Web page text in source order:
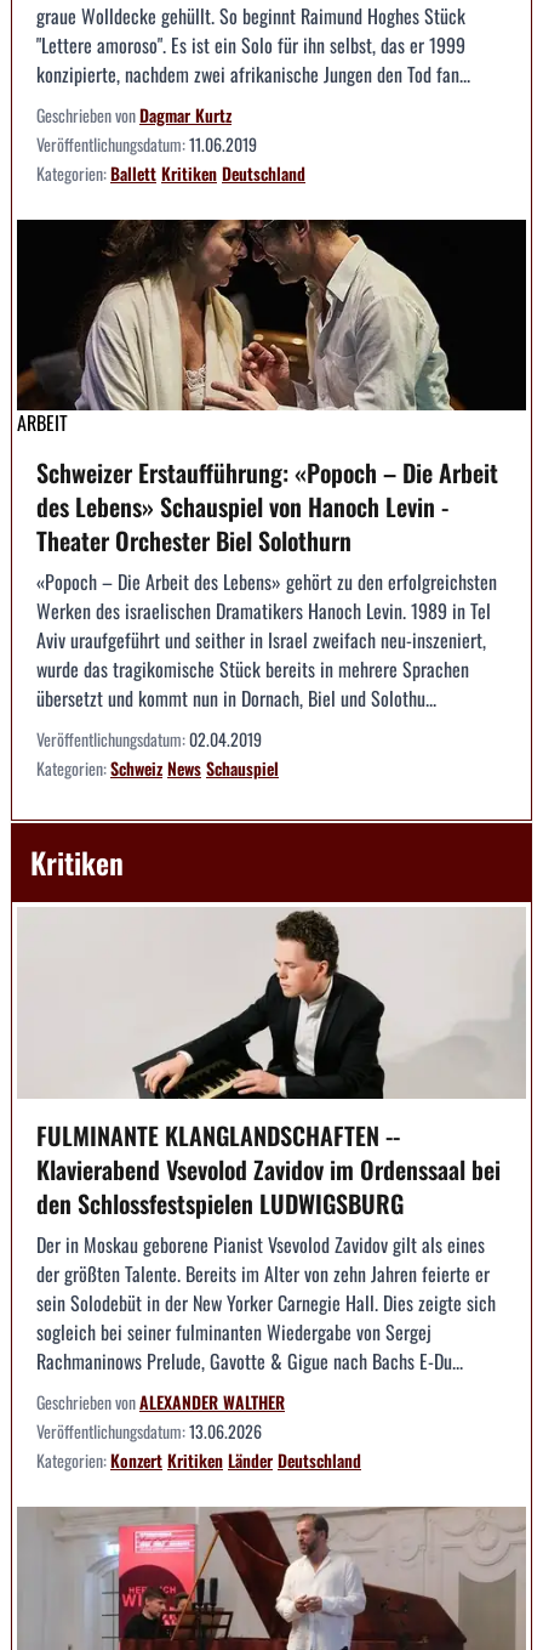
graue Wolldecke gehüllt. So beginnt Raimund Hoghes Stück
"Lettere amoroso". Es ist ein Solo für ihn selbst, das er 1999
konzipierte, nachdem zwei afrikanische Jungen den Tod fan...
Geschrieben vonDagmar Kurtz
Veröffentlichungsdatum:11.06.2019
Kategorien:BallettKritikenDeutschland
ARBEIT
Schweizer Erstaufführung: «Popoch – Die Arbeit
des Lebens» Schauspiel von Hanoch Levin -
Theater Orchester Biel Solothurn
«Popoch – Die Arbeit des Lebens» gehört zu den erfolgreichsten
Werken des israelischen Dramatikers Hanoch Levin. 1989 in Tel
Aviv uraufgeführt und seither in Israel zweifach neu-inszeniert,
wurde das tragikomische Stück bereits in mehrere Sprachen
übersetzt und kommt nun in Dornach, Biel und Solothu...
Veröffentlichungsdatum:02.04.2019
Kategorien:SchweizNewsSchauspiel
Kritiken
FULMINANTE KLANGLANDSCHAFTEN --
Klavierabend Vsevolod Zavidov im Ordenssaal bei
den Schlossfestspielen LUDWIGSBURG
Der in Moskau geborene Pianist Vsevolod Zavidov gilt als eines
der größten Talente. Bereits im Alter von zehn Jahren feierte er
sein Solodebüt in der New Yorker Carnegie Hall. Dies zeigte sich
sogleich bei seiner fulminanten Wiedergabe von Sergej
Rachmaninows Prelude, Gavotte & Gigue nach Bachs E-Du...
Geschrieben vonALEXANDER WALTHER
Veröffentlichungsdatum:13.06.2026
Kategorien:KonzertKritikenLänderDeutschland